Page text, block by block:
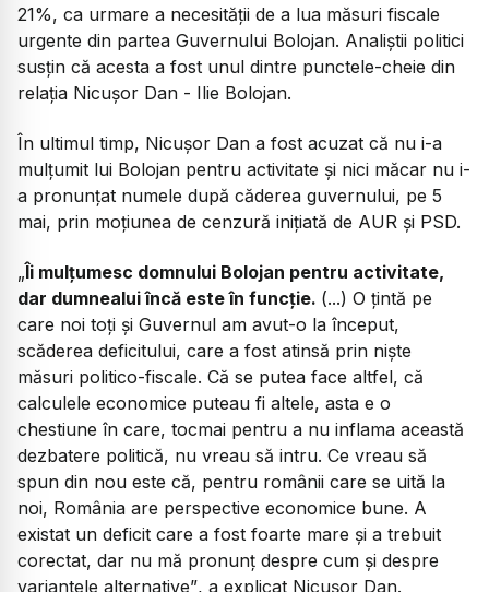
21%, ca urmare a necesității de a lua măsuri fiscale
urgente din partea Guvernului Bolojan. Analiștii politici
susțin că acesta a fost unul dintre punctele-cheie din
relația Nicușor Dan - Ilie Bolojan.
În ultimul timp, Nicușor Dan a fost acuzat că nu i-a
mulțumit lui Bolojan pentru activitate și nici măcar nu i-
a pronunțat numele după căderea guvernului, pe 5
mai, prin moțiunea de cenzură inițiată de AUR și PSD.
„Îi mulțumesc domnului Bolojan pentru activitate,
dar dumnealui încă este în funcție. (...) O țintă pe
care noi toți și Guvernul am avut-o la început,
scăderea deficitului, care a fost atinsă prin niște
măsuri politico-fiscale. Că se putea face altfel, că
calculele economice puteau fi altele, asta e o
chestiune în care, tocmai pentru a nu inflama această
dezbatere politică, nu vreau să intru. Ce vreau să
spun din nou este că, pentru românii care se uită la
noi, România are perspective economice bune. A
existat un deficit care a fost foarte mare și a trebuit
corectat, dar nu mă pronunț despre cum și despre
variantele alternative”, a explicat Nicușor Dan.